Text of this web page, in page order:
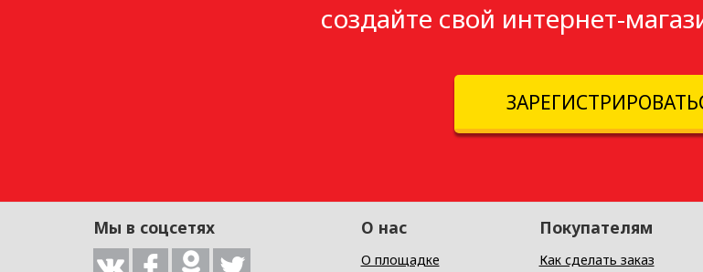
создайте свой интернет-
Мы в соцсетях О нас
О площадке
Покупателям
Как сделать заказ